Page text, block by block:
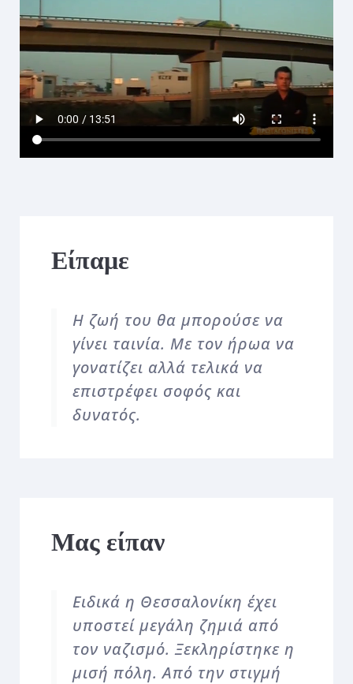
Είπαμε
Η ζωή του θα μπορούσε να
γίνει ταινία. Με τον ήρωα να
γονατίζει αλλά τελικά να
επιστρέφει σοφός και
δυνατός.
Μας είπαν
Ειδικά η Θεσσαλονίκη έχει
υποστεί μεγάλη ζημιά από
τον ναζισμό. Ξεκληρίστηκε η
μισή πόλη. Από την στιγμή